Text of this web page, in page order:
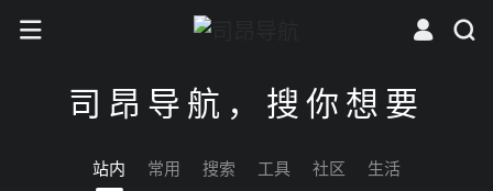
司昂导航，搜你想要
站内 常用 搜索 工具 社区 生活